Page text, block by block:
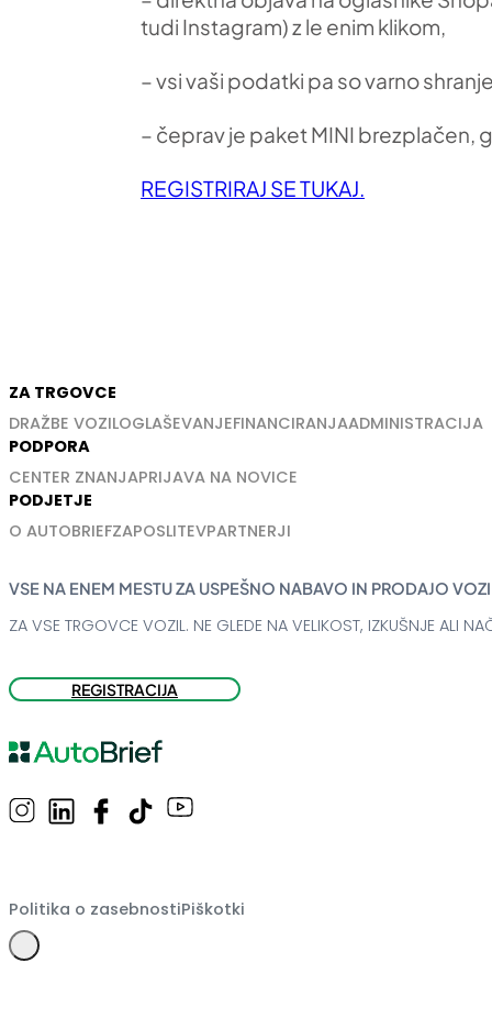
tudi Instagram) z le enim klikom,
– vsi vaši podatki pa so varno
– čeprav je paket MINI brezplačen,
REGISTRIRAJ SE TUKAJ.
ZA TRGOVCE
DRAŽBE VOZILOGLAŠEVANJEFINANCIRANJAADMINISTRACIJA
PODPORA
CENTER ZNANJAPRIJAVA NA NOVICE
PODJETJE
O AUTOBRIEFZAPOSLITEVPARTNERJI
VSE NA ENEM MESTU ZA USPEŠNO NABAVO IN PRODAJO
ZA VSE TRGOVCE VOZIL. NE GLEDE NA VELIKOST, IZKUŠNJE ALI
REGISTRACIJA
Politika o zasebnostiPiškotki